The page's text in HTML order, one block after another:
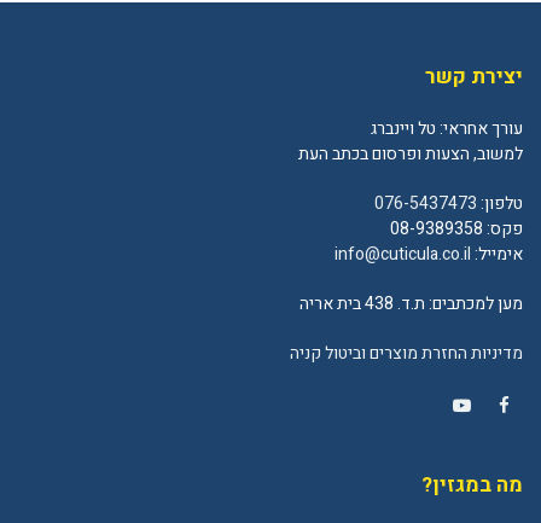
יצירת קשר
עורך אחראי: טל ויינברג
למשוב, הצעות ופרסום בכתב העת
טלפון:076-5437473
פקס: 08-9389358
אימייל:info@cuticula.co.il
מען למכתבים: ת.ד. 438 בית אריה
מדיניות החזרת מוצרים וביטול קניה
מה במגזין?